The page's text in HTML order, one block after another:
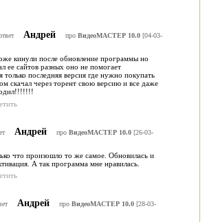
Андрей про ВидеоМАСТЕР 10.0[04-03-
кинули после обновление программы но
ее сайтов разных оно не помогает
только последняя версия где нужно покупать
скачал через торент свою версию и все даже
Андрей про ВидеоМАСТЕР 10.0[26-03-
что произошло то же самое. Обновилась и
А так программа мне нравилась.
Андрей про ВидеоМАСТЕР 10.0[28-03-